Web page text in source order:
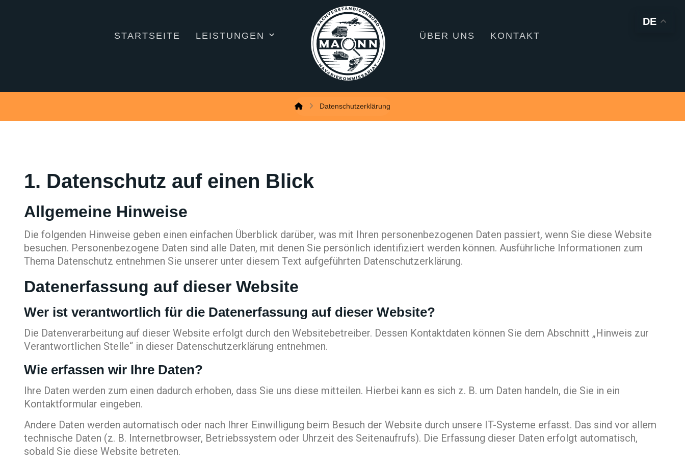
STARTSEITE LEISTUNGEN ÜBER UNS KONTAKT
Datenschutzerklärung
1. Datenschutz auf einen Blick
Allgemeine Hinweise
Die folgenden Hinweise geben einen einfachen Überblick darüber, was mit Ihren personenbezogenen Daten passiert, wenn Sie diese Website
besuchen. Personenbezogene Daten sind alle Daten, mit denen Sie persönlich identifiziert werden können. Ausführliche Informationen zum
Thema Datenschutz entnehmen Sie unserer unter diesem Text aufgeführten Datenschutzerklärung.
Datenerfassung auf dieser Website
Wer ist verantwortlich für die Datenerfassung auf dieser Website?
Die Datenverarbeitung auf dieser Website erfolgt durch den Websitebetreiber. Dessen Kontaktdaten können Sie dem Abschnitt „Hinweis zur
Verantwortlichen Stelle“ in dieser Datenschutzerklärung entnehmen.
Wie erfassen wir Ihre Daten?
Ihre Daten werden zum einen dadurch erhoben, dass Sie uns diese mitteilen. Hierbei kann es sich z. B. um Daten handeln, die Sie in ein
Kontaktformular eingeben.
Andere Daten werden automatisch oder nach Ihrer Einwilligung beim Besuch der Website durch unsere IT-Systeme erfasst. Das sind vor allem
technische Daten (z. B. Internetbrowser, Betriebssystem oder Uhrzeit des Seitenaufrufs). Die Erfassung dieser Daten erfolgt automatisch,
sobald Sie diese Website betreten.
DE